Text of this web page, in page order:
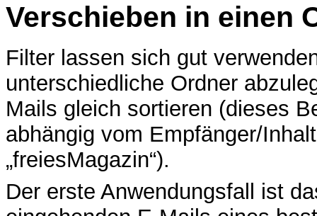
Verschieben in einen
Filter lassen sich gut
unterschiedliche Ordner
Mails gleich sortieren (dieses
abhängig vom Empfänger/
„freiesMagazin“).
Der erste Anwendungsfall ist